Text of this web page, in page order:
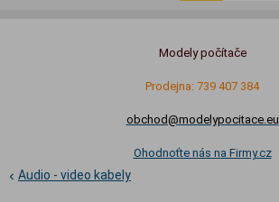
Modely počítače
Prodejna: 739 407 384
obchod@modelypocitace.eu
Ohodnoťte nás na Firmy.cz
Audio - video kabely